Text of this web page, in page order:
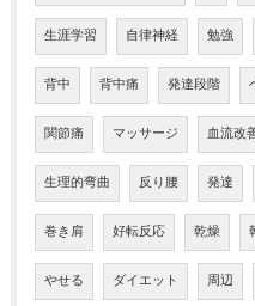
生涯学習 自律神経 勉強
背中 背中痛 発達段階
関節痛 マッサージ 血流改
生理的弯曲 反り腰 発達
巻き肩 好転反応 乾燥
やせる ダイエット 周辺